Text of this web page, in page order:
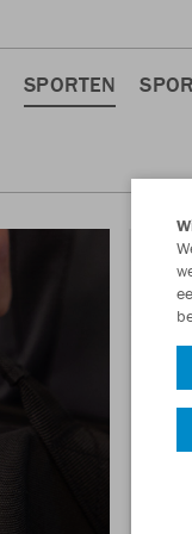
SPORTEN